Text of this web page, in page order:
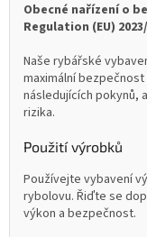
Obecné nařízení o
Regulation (EU)
Naše rybářské
maximální
následujících pokynů,
rizika.
Použití výrobků
Používejte vybavení
rybolovu. Řiďte se
výkon a bezpečnost.